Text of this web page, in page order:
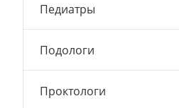
Педиатры
Подологи
Проктологи